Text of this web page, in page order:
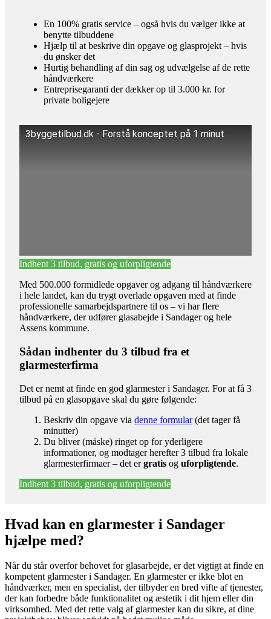
En 100% gratis service – også hvis du vælger ikke at
benytte tilbuddene
Hjælp til at beskrive din opgave og glasprojekt – hvis
du ønsker det
Hurtig behandling af din sag og udvælgelse af de rette
håndværkere
Entreprisegaranti der dækker op til 3.000 kr. for
private boligejere
3byggetilbud.dk - Forstå konceptet på 1 minut
Indhent 3 tilbud, gratis og uforpligtende
Med 500.000 formidlede opgaver og adgang til håndværkere
i hele landet, kan du trygt overlade opgaven med at finde
professionelle samarbejdspartnere til os – vi har flere
håndværkere, der udfører glasabejde i Sandager og hele
Assens kommune.
Sådan indhenter du 3 tilbud fra et
glarmesterfirma
Det er nemt at finde en god glarmester i Sandager. For at få 3
tilbud på en glasopgave skal du gøre følgende:
Beskriv din opgave via denne formular(det tager få
minutter)
Du bliver (måske) ringet op for yderligere
informationer, og modtager herefter 3 tilbud fra lokale
glarmesterfirmaer – det ergratis og uforpligtende.
Indhent 3 tilbud, gratis og uforpligtende
Hvad kan en glarmester i Sandager
hjælpe med?
Når du står overfor behovet for glasarbejde, er det vigtigt at finde en
kompetent glarmester i Sandager. En glarmester er ikke blot en
håndværker, men en specialist, der tilbyder en bred vifte af tjenester,
der kan forbedre både funktionalitet og æstetik i dit hjem eller din
virksomhed. Med det rette valg af glarmester kan du sikre, at dine